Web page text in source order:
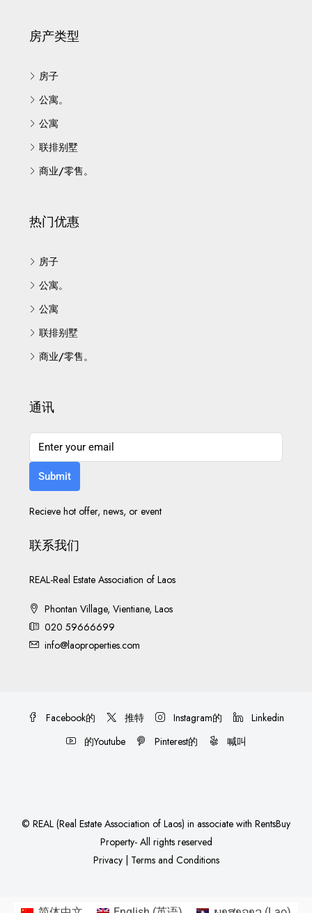
房产类型
房子
公寓。
公寓
联排别墅
商业/零售。
热门优惠
房子
公寓。
公寓
联排别墅
商业/零售。
通讯
Submit
Recieve hot offer, news, or event
联系我们
REAL-Real Estate Association of Laos
Phontan Village, Vientiane, Laos
020 59666699
info@laoproperties.com
Facebook的 推特 Instagram的
Linkedin
的Youtube
Pinterest的 喊叫
© REAL (Real Estate Association of Laos) in associate with RentsBuy
Property- All rights reserved
Privacy| Terms and Conditions